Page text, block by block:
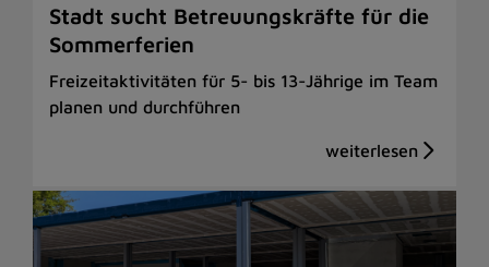
Stadt sucht Betreuungskräfte für die
Sommerferien
Freizeitaktivitäten für 5- bis 13-Jährige im Team
planen und durchführen